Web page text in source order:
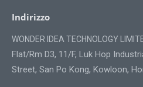
Indirizzo
WONDER IDEA TECHNOLOGY
Flat/Rm D3, 11/F, Luk Hop
Street, San Po Kong, Kowloon,